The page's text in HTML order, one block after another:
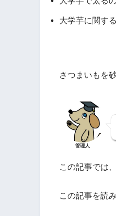
大学芋に関す
さつまいもを
管理人
この記事では
この記事を読